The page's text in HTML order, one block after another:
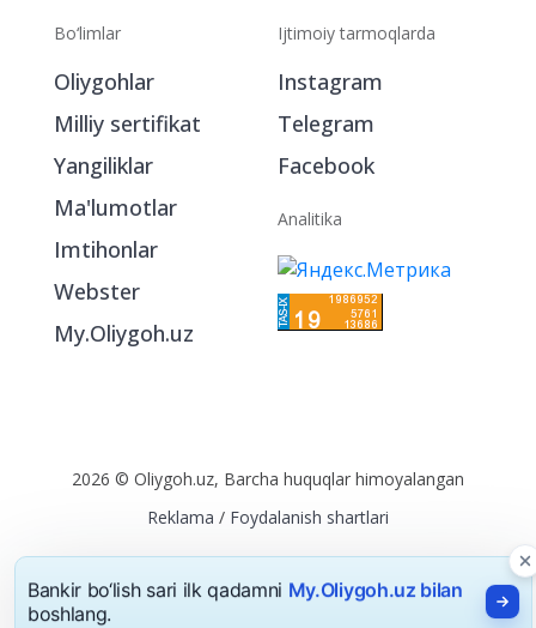
Bo‘limlar
Oliygohlar
Milliy sertifikat
Yangiliklar
Ma'lumotlar
Imtihonlar
Webster
My.Oliygoh.uz
Ijtimoiy tarmoqlarda
Instagram
Telegram
Facebook
Analitika
2026 © Oliygoh.uz, Barcha huquqlar himoyalangan
Reklama / Foydalanish shartlari
Bankir bo‘lish sari ilk qadamni My.Oliygoh.uz bilan
boshlang.